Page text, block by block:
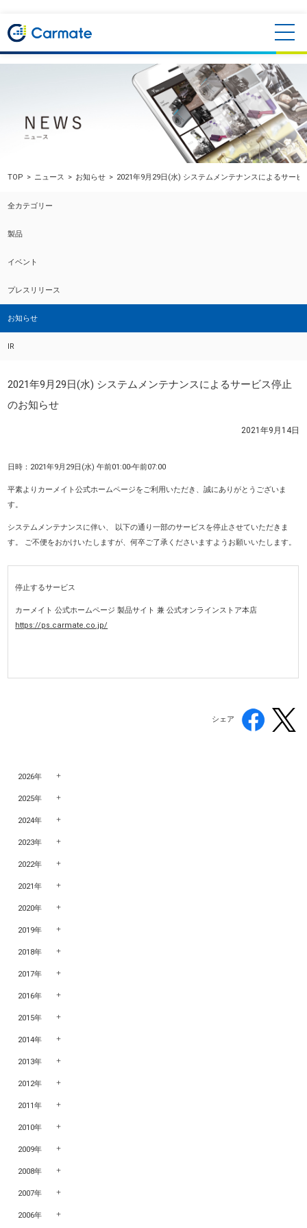
TOP ニュース お知らせ 2021年9月29日(水) システムメンテナンスによるサービ
全カテゴリー
製品
イベント
プレスリリース
お知らせ
IR
2021年9月29日(水) システムメンテナンスによるサービス停止
のお知らせ
2021年9月14日
日時：2021年9月29日(水) 午前01:00-午前07:00
平素よりカーメイト公式ホームページをご利用いただき、誠にありがとうございま
す。
システムメンテナンスに伴い、 以下の通り一部のサービスを停止させていただきま
す。 ご不便をおかけいたしますが、何卒ご了承くださいますようお願いいたします。
停止するサービス
カーメイト 公式ホームページ 製品サイト 兼 公式オンラインストア本店
https://ps.carmate.co.jp/
シェア
2026年
2025年
2024年
2023年
2022年
2021年
2020年
2019年
2018年
2017年
2016年
2015年
2014年
2013年
2012年
2011年
2010年
2009年
2008年
2007年
2006年